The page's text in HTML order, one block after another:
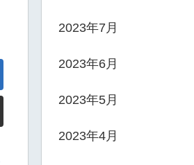
2023年7月
2023年6月
2023年5月
2023年4月